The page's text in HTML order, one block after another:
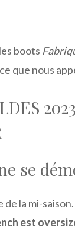
boots
que nous
se
la mi-
est